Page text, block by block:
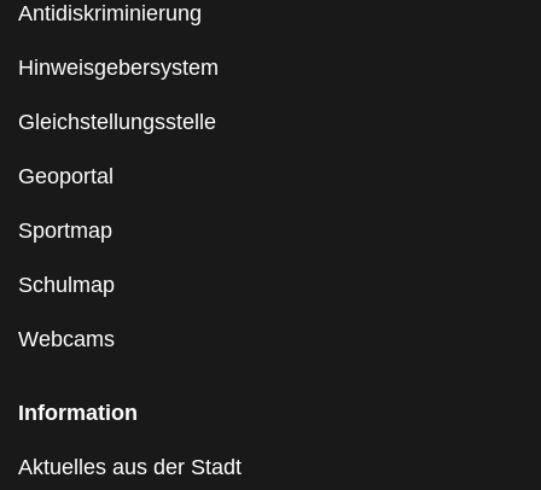
Antidiskriminierung
Hinweisgebersystem
Gleichstellungsstelle
Geoportal
Sportmap
Schulmap
Webcams
Information
Aktuelles aus der Stadt